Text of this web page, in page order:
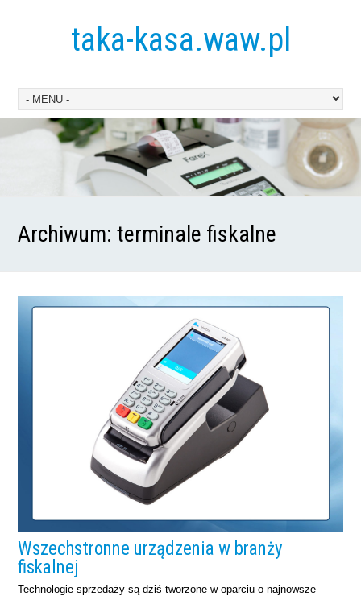
taka-kasa.waw.pl
Archiwum:terminale fiskalne
Wszechstronne urządzenia w branży
fiskalnej
Technologie sprzedaży są dziś tworzone w oparciu o najnowsze